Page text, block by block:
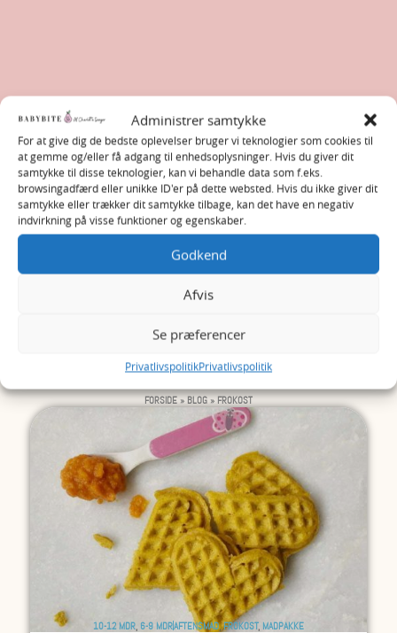
Administrer samtykke
For at give dig de bedste oplevelser bruger vi teknologier som cookies til
at gemme og/eller få adgang til enhedsoplysninger. Hvis du giver dit
samtykke til disse teknologier, kan vi behandle data som f.eks.
browsingadfærd eller unikke ID'er på dette websted. Hvis du ikke giver dit
samtykke eller trækker dit samtykke tilbage, kan det have en negativ
indvirkning på visse funktioner og egenskaber.
Godkend
Afvis
Se præferencer
PrivatlivspolitikPrivatlivspolitik
FORSIDE» BLOG» FROKOST
10-12 MDR, 6-9 MDRAFTENSMAD,FROKOST, MADPAKKE